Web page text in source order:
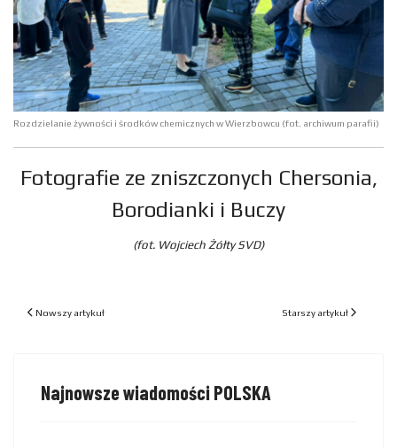
Rozdzielanie żywności i środków chemicznych w Wierzbowcu (fot. archiwum parafii)
Fotografie ze zniszczonych Chersonia,
Borodianki i Buczy
(fot. Wojciech Żółty SVD)
Poprzedni artykuł: W Wierzbowcu rozpoczęły się "Wakacje z Bogiem"
Nowszy artykuł Następny artykuł:
Starszy artykuł
Najnowsze wiadomości POLSKA